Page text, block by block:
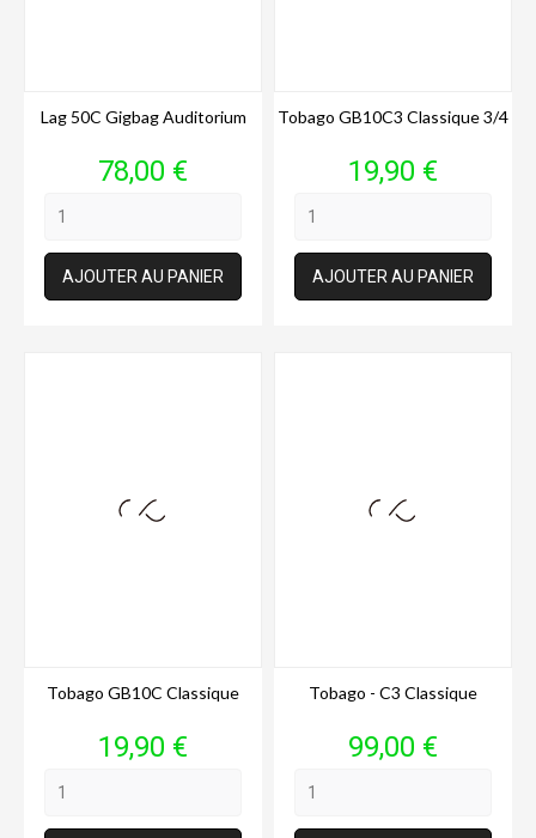
Lag 50C Gigbag Auditorium
Prix
78,00 €
AJOUTER AU PANIER
Tobago GB10C3 Classique 3/4
Prix
19,90 €
AJOUTER AU PANIER
Tobago GB10C Classique
Prix
19,90 €
Tobago - C3 Classique
Prix
99,00 €